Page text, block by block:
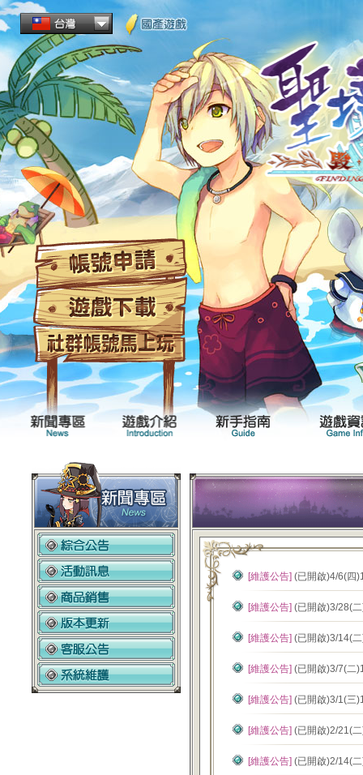
新聞專區 遊戲介紹
帳
遊
社
[維護公告] (已開啟)4/6(四
[維護公告] (已開啟)3/28(
[維護公告] (已開啟)3/14(
[維護公告] (已開啟)3/7(二
[維護公告] (已開啟)3/1(三
[維護公告] (已開啟)2/21(
[維護公告] (已開啟)2/14(